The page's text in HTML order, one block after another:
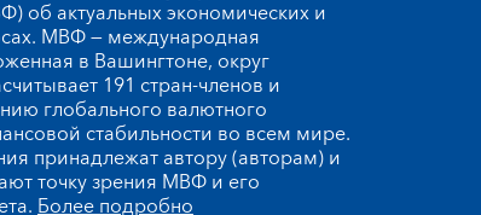
об актуальных экономических и
МВФ — международная
в Вашингтоне, округ
191 стран-членов и
глобального валютного
стабильности во всем мире.
принадлежат автору (авторам) и
точку зрения МВФ и его
Более подробно